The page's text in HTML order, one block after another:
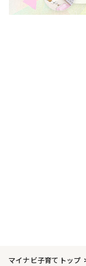
マイナビ子育てトップ